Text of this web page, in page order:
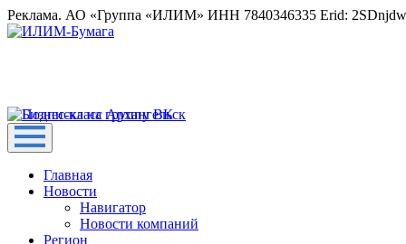
Реклама. АО «Группа «ИЛИМ» ИНН 7840346335 Erid:
Главная
Новости
Навигатор
Новости компаний
Регион